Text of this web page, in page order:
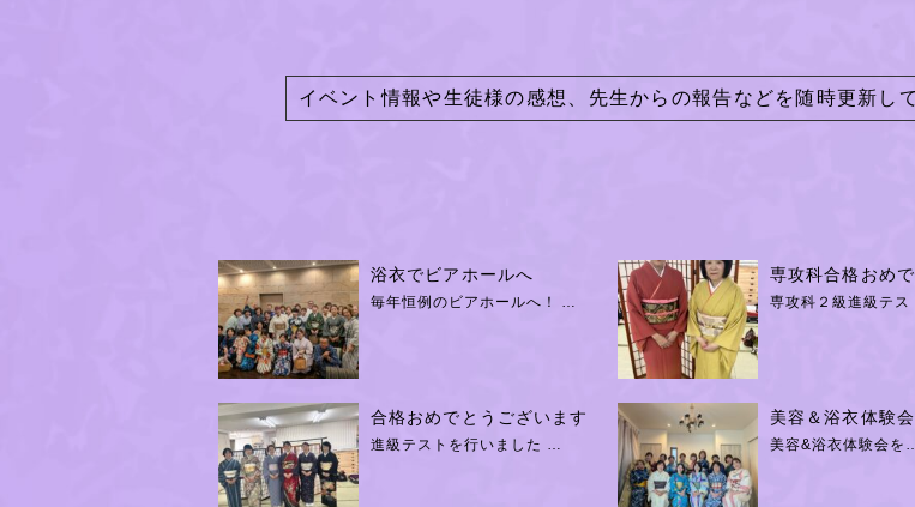
イベント情報や生徒様の感想、先生からの報告などを随時更新し
浴衣でビアホールへ
毎年恒例のビアホールへ！ …
専攻科合格おめで
専攻科２級進級テ
合格おめでとうございます
進級テストを行いました …
美容＆浴衣体験会
美容&浴衣体験会を